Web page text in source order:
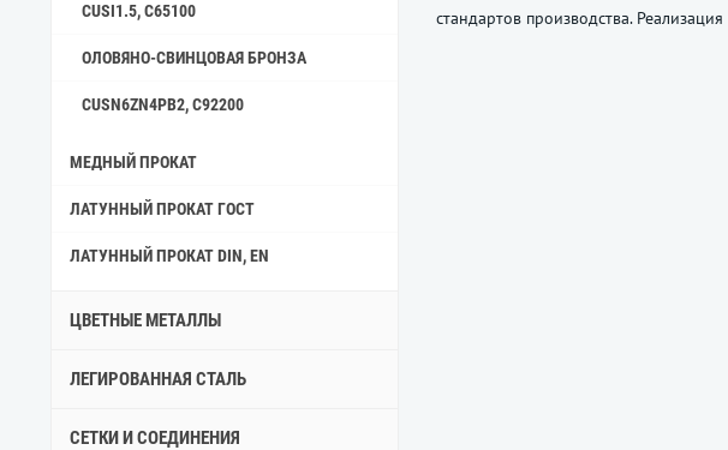
CUSI1.5, C65100
ОЛОВЯНО-СВИНЦОВАЯ БРОНЗА
CUSN6ZN4PB2, C92200
МЕДНЫЙ ПРОКАТ
ЛАТУННЫЙ ПРОКАТ ГОСТ
ЛАТУННЫЙ ПРОКАТ DIN, EN
ЦВЕТНЫЕ МЕТАЛЛЫ
ЛЕГИРОВАННАЯ СТАЛЬ
СЕТКИ И СОЕДИНЕНИЯ
стандартов производства.